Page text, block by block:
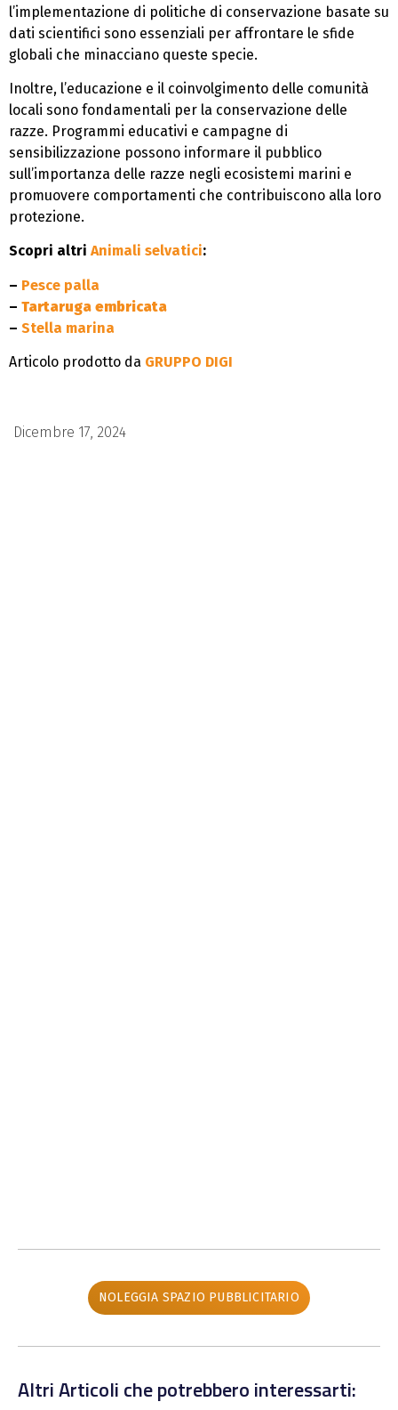
l’implementazione di politiche di conservazione basate su
dati scientifici sono essenziali per affrontare le sfide
globali che minacciano queste specie.
Inoltre, l’educazione e il coinvolgimento delle comunità
locali sono fondamentali per la conservazione delle
razze. Programmi educativi e campagne di
sensibilizzazione possono informare il pubblico
sull’importanza delle razze negli ecosistemi marini e
promuovere comportamenti che contribuiscono alla loro
protezione.
Scopri altri Animali selvatici:
– Pesce palla
– Tartaruga embricata
– Stella marina
Articolo prodotto da GRUPPO DIGI
Dicembre 17, 2024
NOLEGGIA SPAZIO PUBBLICITARIO
Altri Articoli che potrebbero interessarti: